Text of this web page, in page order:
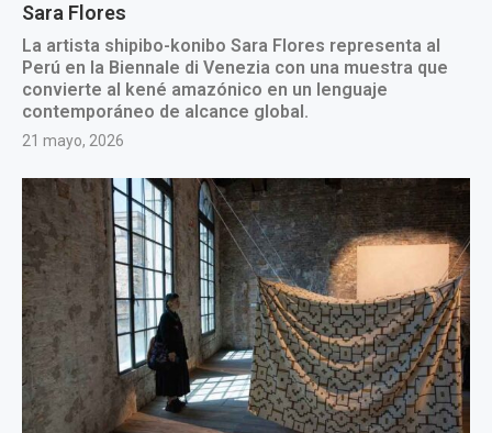
Sara Flores
La artista shipibo-konibo Sara Flores representa al
Perú en la Biennale di Venezia con una muestra que
convierte al kené amazónico en un lenguaje
contemporáneo de alcance global.
21 mayo, 2026